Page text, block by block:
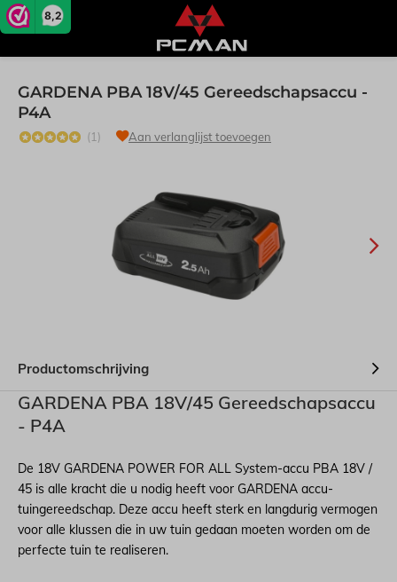
8,2
GARDENA PBA 18V/45 Gereedschapsaccu -
P4A
(1) Aan verlanglijst toevoegen
Productomschrijving
GARDENA PBA 18V/45 Gereedschapsaccu
- P4A
De 18V GARDENA POWER FOR ALL System-accu PBA 18V /
45 is alle kracht die u nodig heeft voor GARDENA accu-
tuingereedschap. Deze accu heeft sterk en langdurig vermogen
voor alle klussen die in uw tuin gedaan moeten worden om de
perfecte tuin te realiseren.